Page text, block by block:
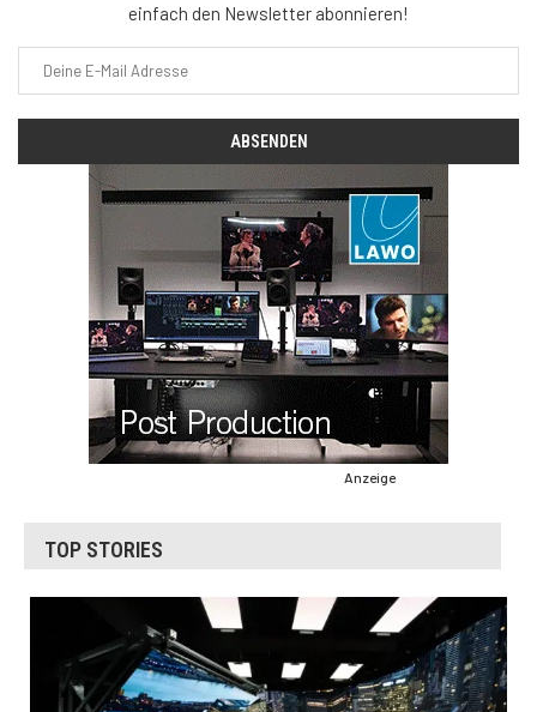
einfach den Newsletter abonnieren!
Anzeige
TOP STORIES